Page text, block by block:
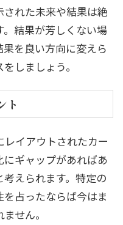
れた未来や結果は絶
結果が芳しくない場
を良い方向に変えら
しましょう。
ト
イアウトされたカー
にギャップがあればあ
えられます。特定の
占ったならば今はま
せん。